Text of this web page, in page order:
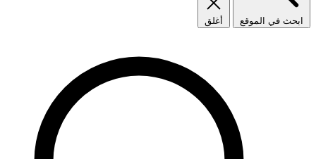
ابحث في الموقع أغلق